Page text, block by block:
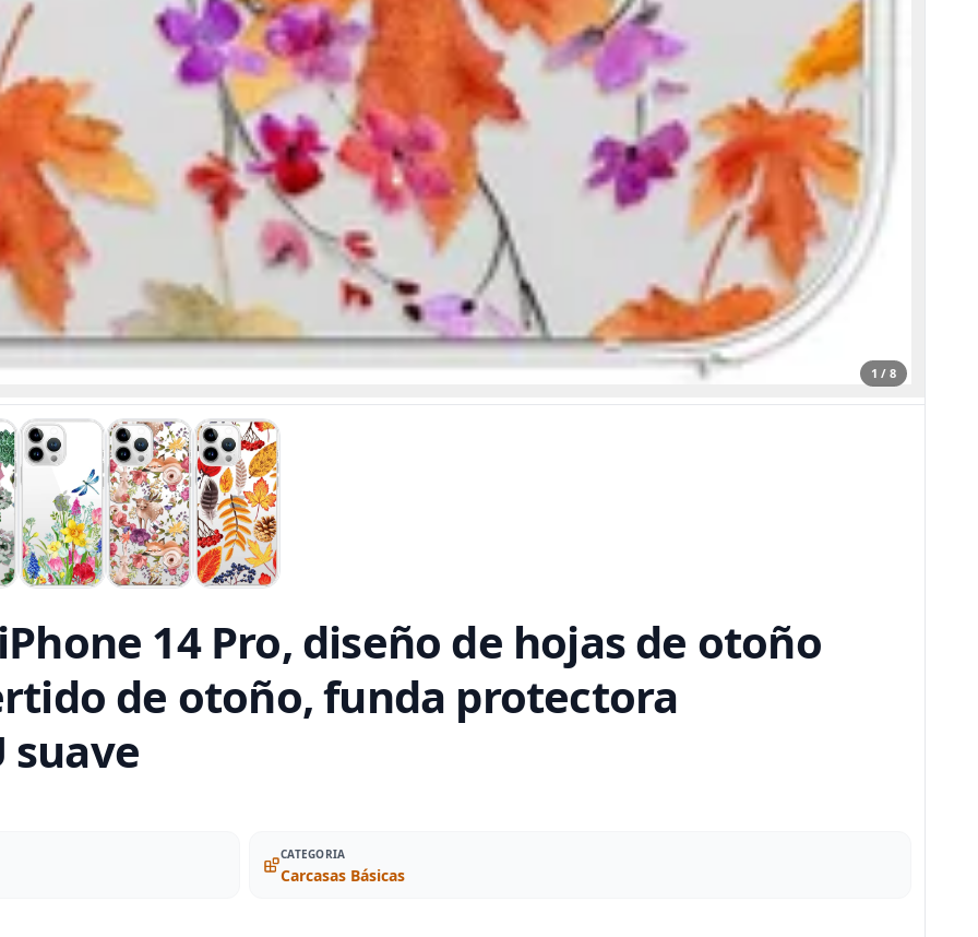
1 / 8
14 Pro, diseño de hojas de otoño
de otoño, funda protectora
suave
CATEGORIA
Carcasas Básicas